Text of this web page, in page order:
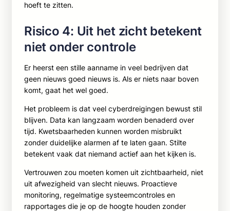
hoeft te zitten.
Risico 4: Uit het zicht betekent
niet onder controle
Er heerst een stille aanname in veel bedrijven dat
geen nieuws goed nieuws is. Als er niets naar boven
komt, gaat het wel goed.
Het probleem is dat veel cyberdreigingen bewust stil
blijven. Data kan langzaam worden benaderd over
tijd. Kwetsbaarheden kunnen worden misbruikt
zonder duidelijke alarmen af te laten gaan. Stilte
betekent vaak dat niemand actief aan het kijken is.
Vertrouwen zou moeten komen uit zichtbaarheid, niet
uit afwezigheid van slecht nieuws. Proactieve
monitoring, regelmatige systeemcontroles en
rapportages die je op de hoogte houden zonder